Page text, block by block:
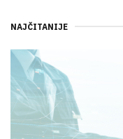
NAJČITANIJE